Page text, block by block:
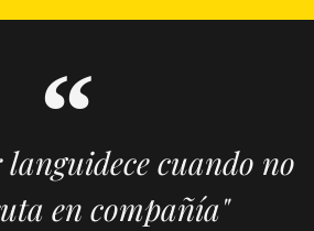
languidece cuando no
en compañía"